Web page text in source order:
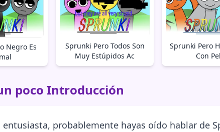
Negro Es
Sprunki Pero Todos Son
Muy Estúpidos Ac
Sprunki Pero
Con
poco Introducción
probablemente hayas oído hablar de